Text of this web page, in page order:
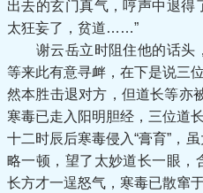
出去的玄门真气，哼声中退得
太狂妄了，贫道……”
谢云岳立时阻住他的话头
等来此有意寻衅，在下是说三
然本胜击退对方，但道长等亦
寒毒已走入阳明胆经，三位道
十二时辰后寒毒侵入“膏育”，
略一顿，望了太妙道长一眼，
长方才一逞怒气，寒毒已散窜